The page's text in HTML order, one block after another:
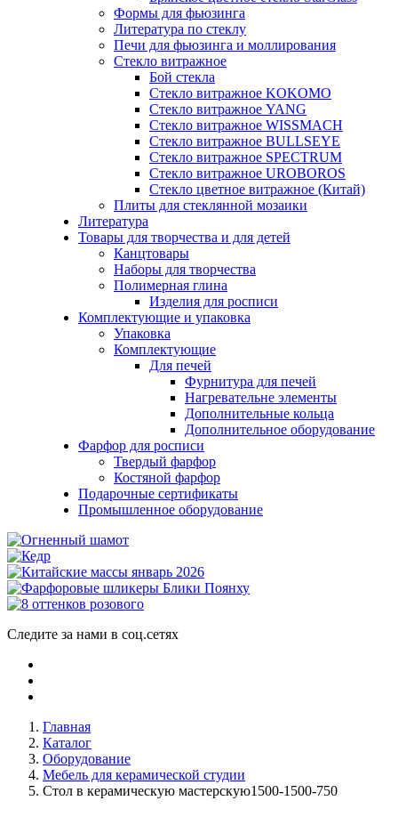
Формы для фьюзинга
Литература по стеклу
Печи для фьюзинга и моллирования
Стекло витражное
Бой стекла
Стекло витражное KOKOMO
Стекло витражное YANG
Стекло витражное WISSMACH
Стекло витражное BULLSEYE
Стекло витражное SPECTRUM
Стекло витражное UROBOROS
Стекло цветное витражное (Китай)
Плиты для стеклянной мозаики
Литература
Товары для творчества и для детей
Канцтовары
Наборы для творчества
Полимерная глина
Изделия для росписи
Комплектующие и упаковка
Упаковка
Комплектующие
Для печей
Фурнитура для печей
Нагревательне элементы
Дополнительные кольца
Дополнительное оборудование
Фарфор для росписи
Твердый фарфор
Костяной фарфор
Подарочные сертификаты
Промышленное оборудование
Следите за нами в соц.сетях
Главная
Каталог
Оборудование
Мебель для керамической студии
Стол в керамическую мастерскую1500-1500-750